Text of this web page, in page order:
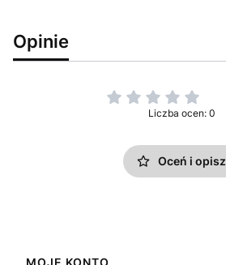
Opinie
Liczba ocen: 0
Oceń i opisz
MOJE KONTO